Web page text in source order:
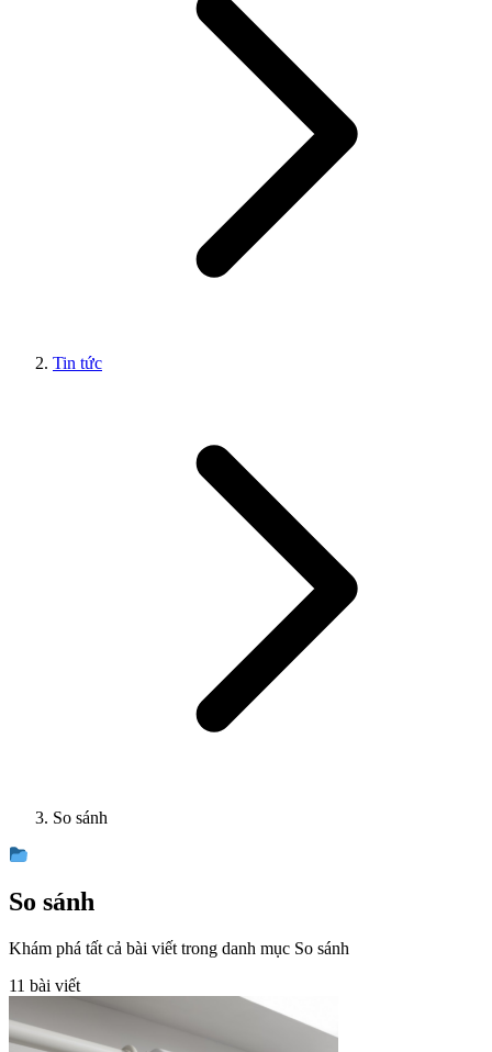
Tin tức
So sánh
So sánh
Khám phá tất cả bài viết trong danh mục So sánh
11 bài viết